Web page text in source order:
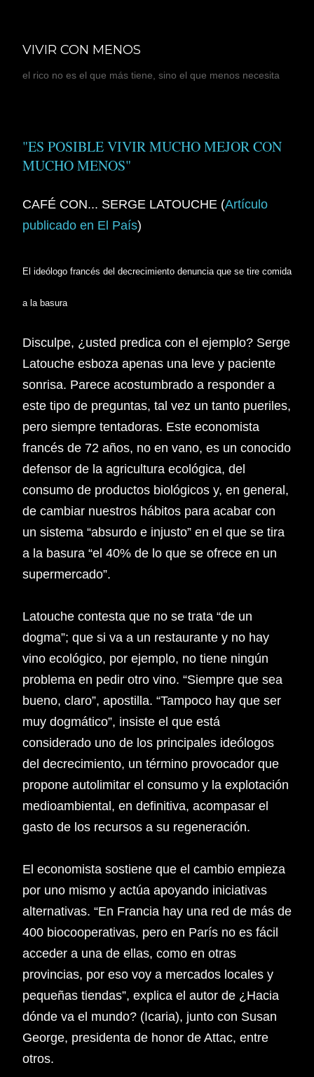
VIVIR CON MENOS
el rico no es el que más tiene, sino el que menos necesita
"ES POSIBLE VIVIR MUCHO MEJOR CON
MUCHO MENOS"
CAFÉ CON... SERGE LATOUCHE (Artículo
publicado en El País)
El ideólogo francés del decrecimiento denuncia que se tire comida
a la basura
Disculpe, ¿usted predica con el ejemplo? Serge
Latouche esboza apenas una leve y paciente
sonrisa. Parece acostumbrado a responder a
este tipo de preguntas, tal vez un tanto pueriles,
pero siempre tentadoras. Este economista
francés de 72 años, no en vano, es un conocido
defensor de la agricultura ecológica, del
consumo de productos biológicos y, en general,
de cambiar nuestros hábitos para acabar con
un sistema “absurdo e injusto” en el que se tira
a la basura “el 40% de lo que se ofrece en un
supermercado”.
Latouche contesta que no se trata “de un
dogma”; que si va a un restaurante y no hay
vino ecológico, por ejemplo, no tiene ningún
problema en pedir otro vino. “Siempre que sea
bueno, claro”, apostilla. “Tampoco hay que ser
muy dogmático”, insiste el que está
considerado uno de los principales ideólogos
del decrecimiento, un término provocador que
propone autolimitar el consumo y la explotación
medioambiental, en definitiva, acompasar el
gasto de los recursos a su regeneración.
El economista sostiene que el cambio empieza
por uno mismo y actúa apoyando iniciativas
alternativas. “En Francia hay una red de más de
400 biocooperativas, pero en París no es fácil
acceder a una de ellas, como en otras
provincias, por eso voy a mercados locales y
pequeñas tiendas”, explica el autor de ¿Hacia
dónde va el mundo? (Icaria), junto con Susan
George, presidenta de honor de Attac, entre
otros.